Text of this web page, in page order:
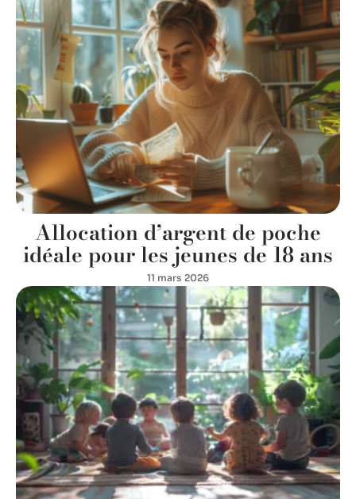
Allocation d’argent de poche
idéale pour les jeunes de 18 ans
11 mars 2026